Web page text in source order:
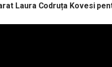
Laura Codruța Kovesi